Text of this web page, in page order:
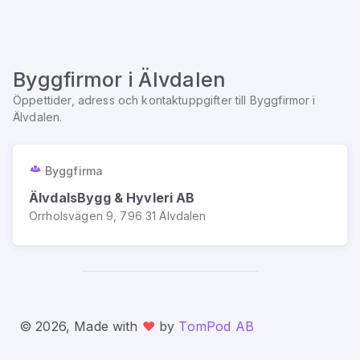
Byggfirmor iÄlvdalen
Öppettider, adress och kontaktuppgifter till Byggfirmor i
Älvdalen.
Byggfirma
ÄlvdalsBygg & Hyvleri AB
Orrholsvägen 9, 796 31 Älvdalen
© 2026, Made with ❤️ by TomPod AB